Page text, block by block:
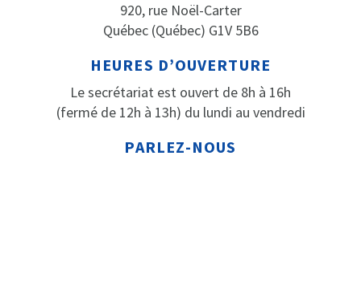
920, rue Noël-Carter
Québec (Québec) G1V 5B6
HEURES D’OUVERTURE
Le secrétariat est ouvert de 8h à 16h
(fermé de 12h à 13h) du lundi au vendredi
PARLEZ-NOUS